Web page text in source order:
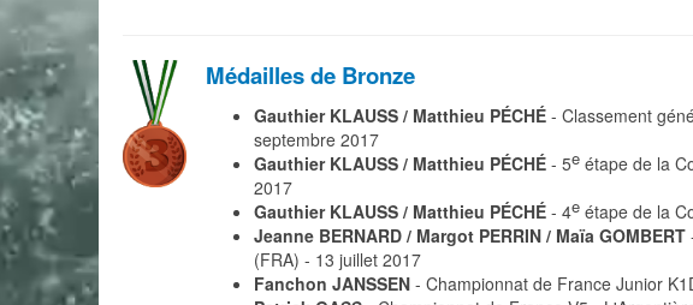
Médailles de Bronze
Gauthier KLAUSS / Matthieu PÉCHÉ - Classement
septembre 2017
Gauthier KLAUSS / Matthieu PÉCHÉ - 5e étape de la
2017
Gauthier KLAUSS / Matthieu PÉCHÉ - 4e étape de la
Jeanne BERNARD / Margot PERRIN / Maïa GOMBERT
(FRA) - 13 juillet 2017
Fanchon JANSSEN - Championnat de France Junior